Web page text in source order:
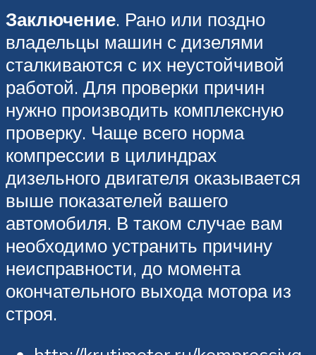
Заключение. Рано или поздно
владельцы машин с дизелями
сталкиваются с их неустойчивой
работой. Для проверки причин
нужно производить комплексную
проверку. Чаще всего норма
компрессии в цилиндрах
дизельного двигателя оказывается
выше показателей вашего
автомобиля. В таком случае вам
необходимо устранить причину
неисправности, до момента
окончательного выхода мотора из
строя.